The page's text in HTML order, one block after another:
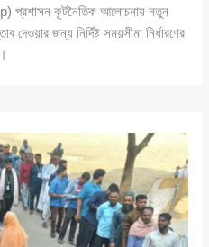
প্রশাসন কূটনৈতিক আলোচনায় নতুন
জন্য নির্দিষ্ট সময়সীমা নির্ধারণের